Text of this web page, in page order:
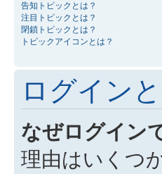
告知トピックとは？
注目トピックとは？
閉鎖トピックとは？
トピックアイコンとは？
ログイン
なぜログイン
理由はいくつ